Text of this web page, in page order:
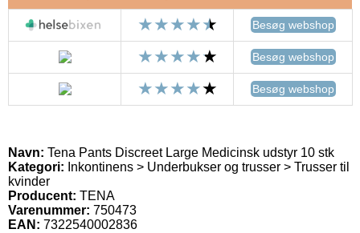
Besøg webshop
Besøg webshop
Besøg webshop
Navn: Tena Pants Discreet Large Medicinsk udstyr 10 stk
Kategori: Inkontinens > Underbukser og trusser > Trusser til
kvinder
Producent: TENA
Varenummer: 750473
EAN: 7322540002836